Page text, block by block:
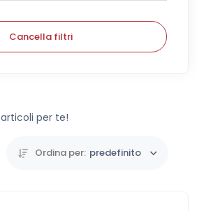
Cancella filtri
articoli per te!
Ordina per: predefinito